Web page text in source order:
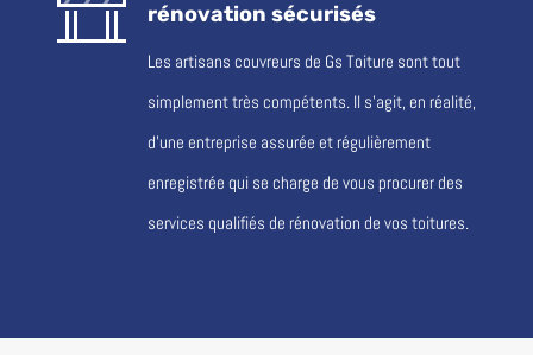
rénovation sécurisés
Les artisans couvreurs de Gs Toiture sont tout
simplement très compétents. Il s’agit, en réalité,
d’une entreprise assurée et régulièrement
enregistrée qui se charge de vous procurer des
services qualifiés de rénovation de vos toitures.